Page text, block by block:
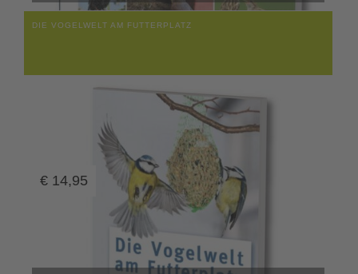
DIE VOGELWELT AM FUTTERPLATZ
€ 14,95